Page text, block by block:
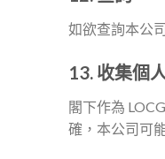
如欲查詢本公
13. 收集個
閣下作為
確，本公司可